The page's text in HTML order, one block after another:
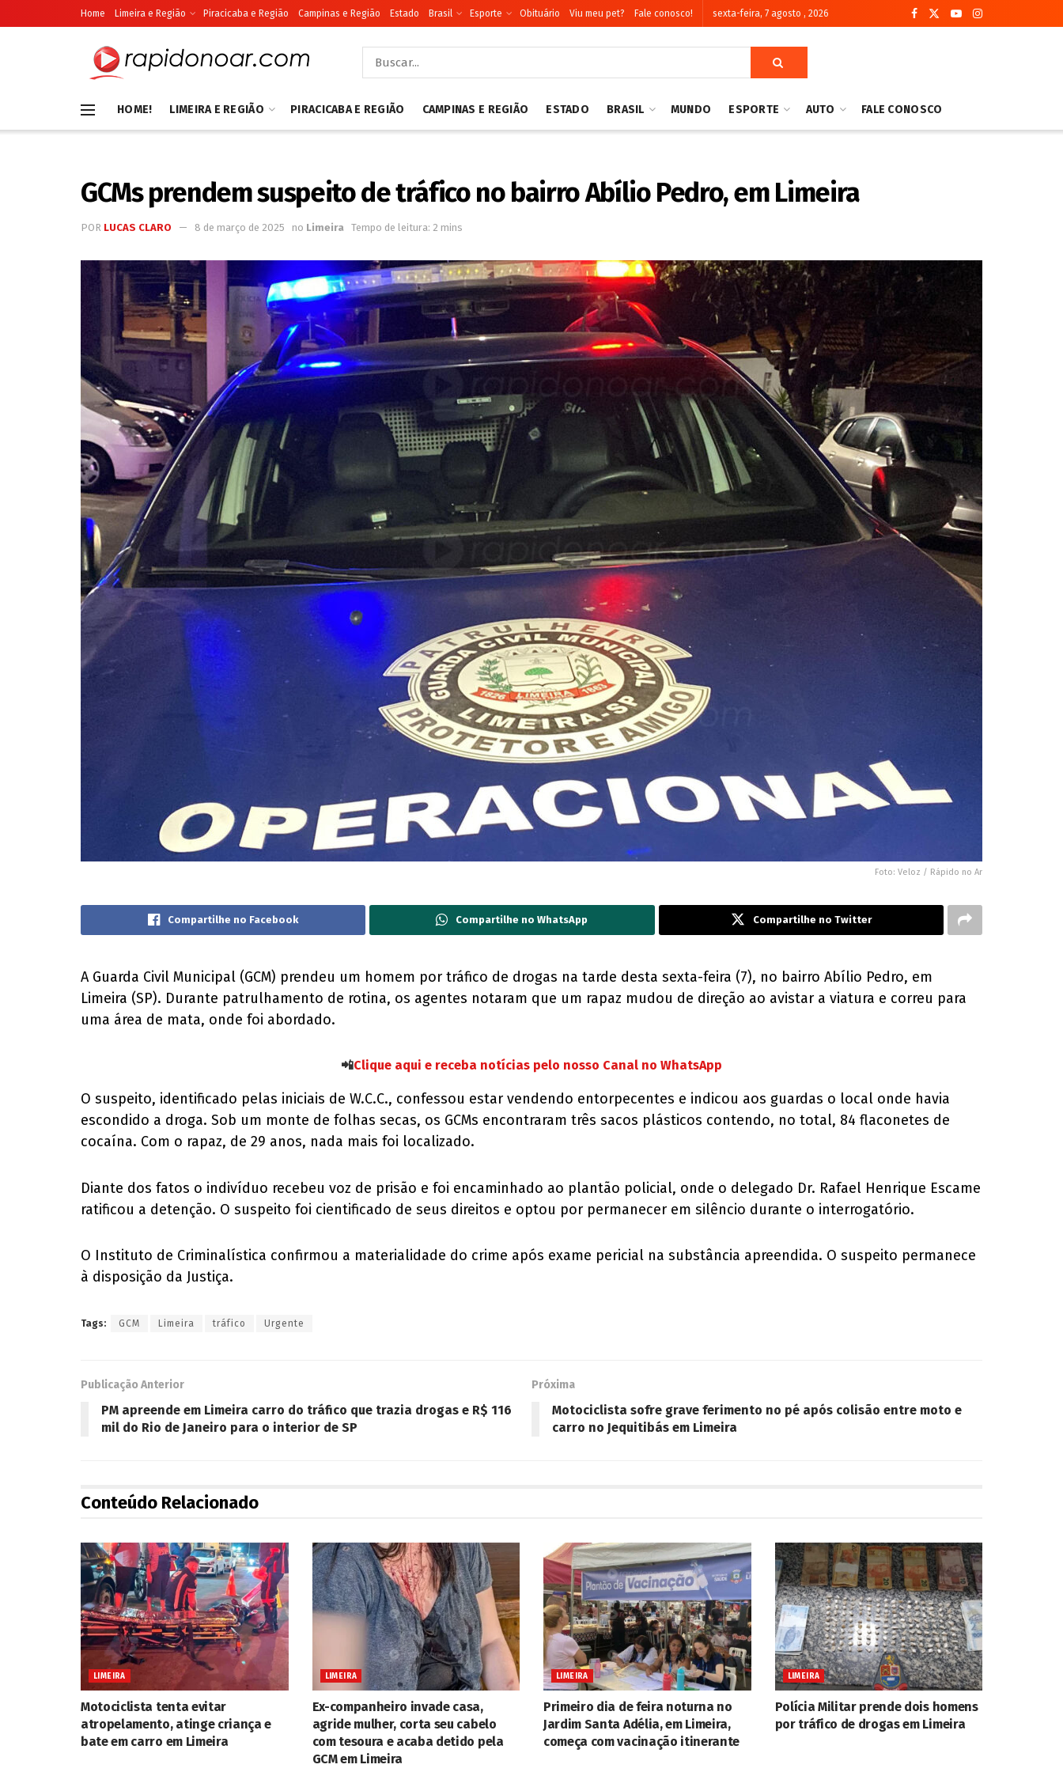
Home Limeira e Região Piracicaba e Região Campinas e Região Estado Brasil Esporte Obituário Viu meu pet? Fale conosco! sexta-feira, 7 agosto , 2026
HOME! LIMEIRA E REGIÃO PIRACICABA E REGIÃO CAMPINAS E REGIÃO ESTADO BRASIL MUNDO ESPORTE AUTO FALE CONOSCO
GCMs prendem suspeito de tráfico no bairro Abílio Pedro, em Limeira
POR LUCAS CLARO 8 de março de 2025 no Limeira Tempo de leitura: 2 mins
Foto: Veloz / Rápido no Ar
Compartilhe no Facebook Compartilhe no WhatsApp Compartilhe no Twitter
A Guarda Civil Municipal (GCM) prendeu um homem por tráfico de drogas na tarde desta sexta-feira (7), no bairro Abílio Pedro, em
Limeira (SP). Durante patrulhamento de rotina, os agentes notaram que um rapaz mudou de direção ao avistar a viatura e correu para
uma área de mata, onde foi abordado.
📲Clique aqui e receba notícias pelo nosso Canal no WhatsApp
O suspeito, identificado pelas iniciais de W.C.C., confessou estar vendendo entorpecentes e indicou aos guardas o local onde havia
escondido a droga. Sob um monte de folhas secas, os GCMs encontraram três sacos plásticos contendo, no total, 84 flaconetes de
cocaína. Com o rapaz, de 29 anos, nada mais foi localizado.
Diante dos fatos o indivíduo recebeu voz de prisão e foi encaminhado ao plantão policial, onde o delegado Dr. Rafael Henrique Escame
ratificou a detenção. O suspeito foi cientificado de seus direitos e optou por permanecer em silêncio durante o interrogatório.
O Instituto de Criminalística confirmou a materialidade do crime após exame pericial na substância apreendida. O suspeito permanece
à disposição da Justiça.
Tags: GCM Limeira tráfico Urgente
Publicação Anterior
PM apreende em Limeira carro do tráfico que trazia drogas e R$ 116
mil do Rio de Janeiro para o interior de SP
Próxima
Motociclista sofre grave ferimento no pé após colisão entre moto e
carro no Jequitibás em Limeira
Conteúdo Relacionado
LIMEIRA
Motociclista tenta evitar
atropelamento, atinge criança e
bate em carro em Limeira
LIMEIRA
Ex-companheiro invade casa,
agride mulher, corta seu cabelo
com tesoura e acaba detido pela
GCM em Limeira
LIMEIRA
Primeiro dia de feira noturna no
Jardim Santa Adélia, em Limeira,
começa com vacinação itinerante
LIMEIRA
Polícia Militar prende dois homens
por tráfico de drogas em Limeira